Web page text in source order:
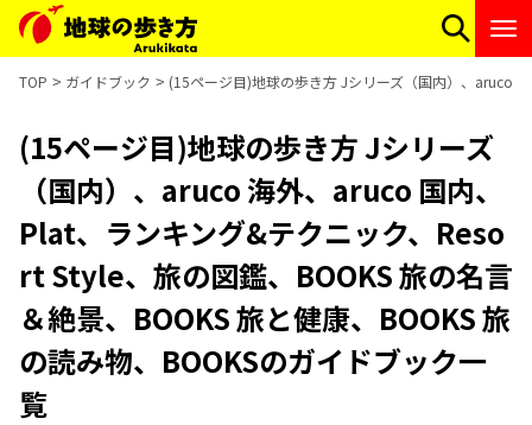
TOP ガイドブック (15ページ目)地球の歩き方 Jシリーズ（国内）、aruco
(15ページ目)地球の歩き方 Jシリーズ
（国内）、aruco 海外、aruco 国内、
Plat、ランキング&テクニック、Reso
rt Style、旅の図鑑、BOOKS 旅の名言
＆絶景、BOOKS 旅と健康、BOOKS 旅
の読み物、BOOKSのガイドブック一
覧